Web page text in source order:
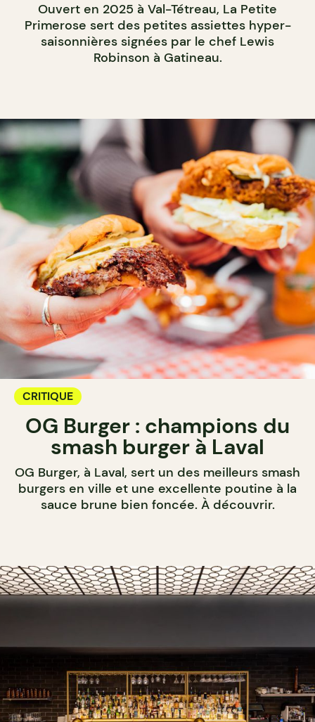
Ouvert en 2025 à Val-Tétreau, La Petite
Primerose sert des petites assiettes hyper-
saisonnières signées par le chef Lewis
Robinson à Gatineau.
CRITIQUE
OG Burger : champions du
smash burger à Laval
OG Burger, à Laval, sert un des meilleurs smash
burgers en ville et une excellente poutine à la
sauce brune bien foncée. À découvrir.